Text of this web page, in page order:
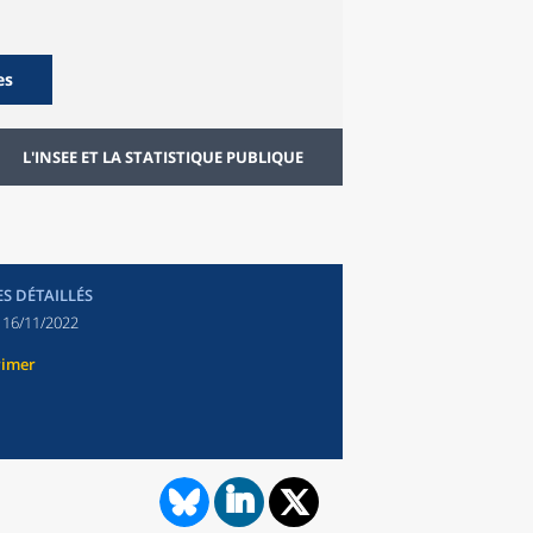
L'INSEE ET LA STATISTIQUE PUBLIQUE
DÉTAILLÉS
16/11/2022